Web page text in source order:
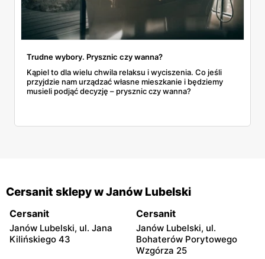
Trudne wybory. Prysznic czy wanna?
​​​​​​​Kąpiel to dla wielu chwila relaksu i wyciszenia. Co jeśli
przyjdzie nam urządzać własne mieszkanie i będziemy
musieli podjąć decyzję – prysznic czy wanna?
Cersanit sklepy w Janów Lubelski
Cersanit
Janów Lubelski, ul. Jana
Kilińskiego 43
Cersanit
Janów Lubelski, ul.
Bohaterów Porytowego
Wzgórza 25